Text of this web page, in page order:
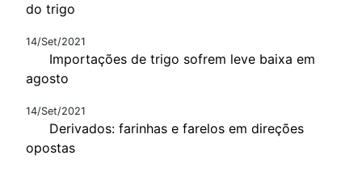
do trigo
14/Set/2021
Importações de trigo sofrem leve baixa em
agosto
14/Set/2021
Derivados: farinhas e farelos em direções
opostas